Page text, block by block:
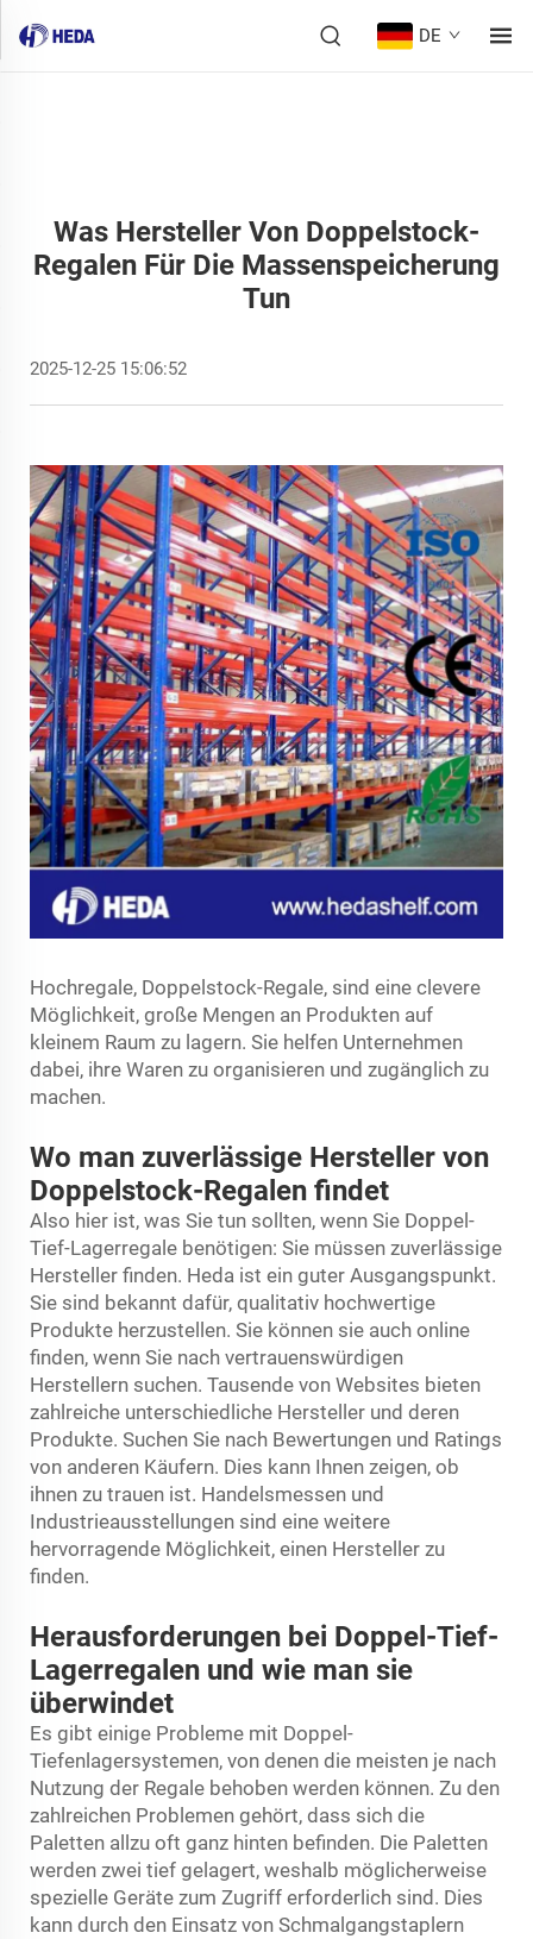
DE
Was Hersteller Von Doppelstock-
Regalen Für Die Massenspeicherung
Tun
2025-12-25 15:06:52
Hochregale, Doppelstock-Regale, sind eine clevere
Möglichkeit, große Mengen an Produkten auf
kleinem Raum zu lagern. Sie helfen Unternehmen
dabei, ihre Waren zu organisieren und zugänglich zu
machen.
Wo man zuverlässige Hersteller von
Doppelstock-Regalen findet
Also hier ist, was Sie tun sollten, wenn Sie Doppel-
Tief-Lagerregale benötigen: Sie müssen zuverlässige
Hersteller finden. Heda ist ein guter Ausgangspunkt.
Sie sind bekannt dafür, qualitativ hochwertige
Produkte herzustellen. Sie können sie auch online
finden, wenn Sie nach vertrauenswürdigen
Herstellern suchen. Tausende von Websites bieten
zahlreiche unterschiedliche Hersteller und deren
Produkte. Suchen Sie nach Bewertungen und Ratings
von anderen Käufern. Dies kann Ihnen zeigen, ob
ihnen zu trauen ist. Handelsmessen und
Industrieausstellungen sind eine weitere
hervorragende Möglichkeit, einen Hersteller zu
finden.
Herausforderungen bei Doppel-Tief-
Lagerregalen und wie man sie
überwindet
Es gibt einige Probleme mit Doppel-
Tiefenlagersystemen, von denen die meisten je nach
Nutzung der Regale behoben werden können. Zu den
zahlreichen Problemen gehört, dass sich die
Paletten allzu oft ganz hinten befinden. Die Paletten
werden zwei tief gelagert, weshalb möglicherweise
spezielle Geräte zum Zugriff erforderlich sind. Dies
kann durch den Einsatz von Schmalgangstaplern